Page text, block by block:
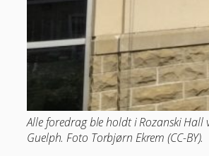
Alle foredrag ble holdt i Rozanski Hall
Guelph. Foto Torbjørn Ekrem (CC-BY).